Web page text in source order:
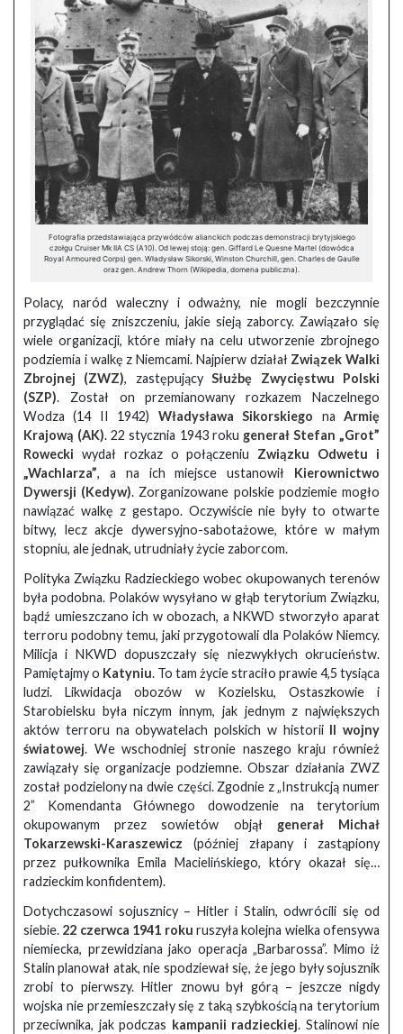
Fotografia przedstawiająca przywódców alianckich podczas demonstracji brytyjskiego
czołgu Cruiser Mk IIA CS (A10). Od lewej stoją: gen. Giffard Le Quesne Martel (dowódca
Royal Armoured Corps) gen. Władysław Sikorski, Winston Churchill, gen. Charles de Gaulle
oraz gen. Andrew Thorn (Wikipedia, domena publiczna).
Polacy, naród waleczny i odważny, nie mogli bezczynnie
przyglądać się zniszczeniu, jakie sieją zaborcy. Zawiązało się
wiele organizacji, które miały na celu utworzenie zbrojnego
podziemia i walkę z Niemcami. Najpierw działał Związek Walki
Zbrojnej (ZWZ), zastępującySłużbę Zwycięstwu Polski
(SZP). Został on przemianowany rozkazem Naczelnego
Wodza (14 II 1942) Władysława Sikorskiego naArmię
Krajową (AK). 22 stycznia 1943 roku generał Stefan „Grot”
Rowecki wydał rozkaz o połączeniu Związku Odwetu i
„Wachlarza”, a na ich miejsce ustanowił Kierownictwo
Dywersji (Kedyw). Zorganizowane polskie podziemie mogło
nawiązać walkę z gestapo. Oczywiście nie były to otwarte
bitwy, lecz akcje dywersyjno-sabotażowe, które w małym
stopniu, ale jednak, utrudniały życie zaborcom.
Polityka Związku Radzieckiego wobec okupowanych terenów
była podobna. Polaków wysyłano w głąb terytorium Związku,
bądź umieszczano ich w obozach, a NKWD stworzyło aparat
terroru podobny temu, jaki przygotowali dla Polaków Niemcy.
Milicja i NKWD dopuszczały się niezwykłych okrucieństw.
Pamiętajmy o Katyniu. To tam życie straciło prawie 4,5 tysiąca
ludzi. Likwidacja obozów w Kozielsku, Ostaszkowie i
Starobielsku była niczym innym, jak jednym z największych
aktów terroru na obywatelach polskich w historii II wojny
światowej. We wschodniej stronie naszego kraju również
zawiązały się organizacje podziemne. Obszar działania ZWZ
został podzielony na dwie części. Zgodnie z „Instrukcją numer
2” Komendanta Głównego dowodzenie na terytorium
okupowanym przez sowietów objął generał Michał
Tokarzewski-Karaszewicz (później złapany i zastąpiony
przez pułkownika Emila Macielińskiego, który okazał się…
radzieckim konfidentem).
Dotychczasowi sojusznicy – Hitler i Stalin, odwrócili się od
siebie. 22 czerwca 1941 roku ruszyła kolejna wielka ofensywa
niemiecka, przewidziana jako operacja „Barbarossa”. Mimo iż
Stalin planował atak, nie spodziewał się, że jego były sojusznik
zrobi to pierwszy. Hitler znowu był górą – jeszcze nigdy
wojska nie przemieszczały się z taką szybkością na terytorium
przeciwnika, jak podczas kampanii radzieckiej. Stalinowi nie